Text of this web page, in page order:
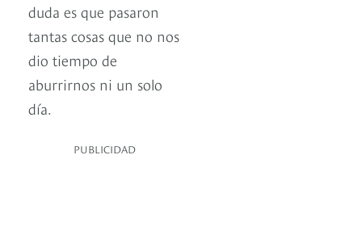
duda es que pasaron
tantas cosas que no nos
dio tiempo de
aburrirnos ni un solo
día.
PUBLICIDAD